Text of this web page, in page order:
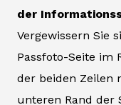
der
Vergewissern Sie
Passfoto-Seite im
der beiden Zeilen
unteren Rand der